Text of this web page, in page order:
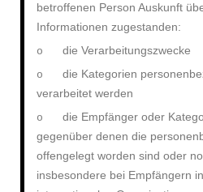
betroffenen Person Auskunft
Informationen zugestanden:
o die Verarbeitungszwecke
o die Kategorien
verarbeitet werden
o die Empfänger oder
gegenüber denen die
offengelegt worden sind oder
insbesondere bei Empfängern